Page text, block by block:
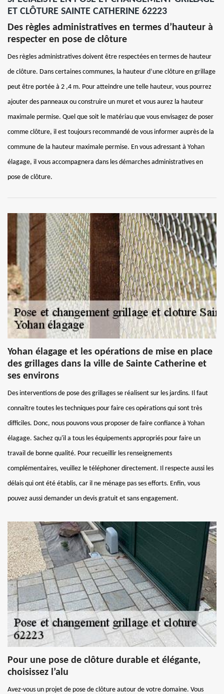
ET CLÔTURE SAINTE CATHERINE 62223
Des règles administratives en termes d’hauteur à
respecter en pose de clôture
Des règles administratives doivent être respectées en termes de hauteur
de clôture. Dans certaines communes, la hauteur d’une clôture en grillage
peut être portée à 2 ,4 m. Pour atteindre une telle hauteur, vous pourrez
ajouter des panneaux ou construire un muret et vous aurez la hauteur
maximale permise. Quel que soit le matériau que vous envisagez de poser
comme clôture, il est toujours recommandé de vous informer auprès de la
commune de la hauteur maximale permise. En vous adressant à Yohan
élagage, il vous accompagnera dans les démarches administratives en
pose de clôture.
Yohan élagage et les opérations de mise en place
des grillages dans la ville de Sainte Catherine et
ses environs
Des interventions de pose des grillages se réalisent sur les jardins. Il faut
connaître toutes les techniques pour faire ces opérations qui sont très
difficiles. Donc, nous pouvons vous proposer de faire confiance à Yohan
élagage. Sachez qu'il a tous les équipements appropriés pour faire un
travail de bonne qualité. Pour recueillir les renseignements
complémentaires, veuillez le téléphoner directement. Il respecte aussi les
délais qui ont été établis, car il ne ménage pas ses efforts. Enfin, vous
pouvez aussi demander un devis gratuit et sans engagement.
Pour une pose de clôture durable et élégante,
choisissez l’alu
Avez-vous un projet de pose de clôture autour de votre domaine. Vous